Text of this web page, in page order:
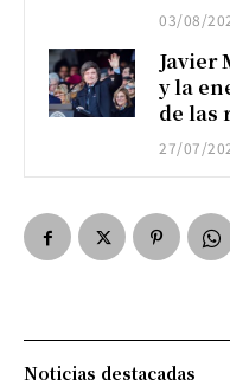
03/08/
Javier
y la
de las
27/07/
Noticias destacadas